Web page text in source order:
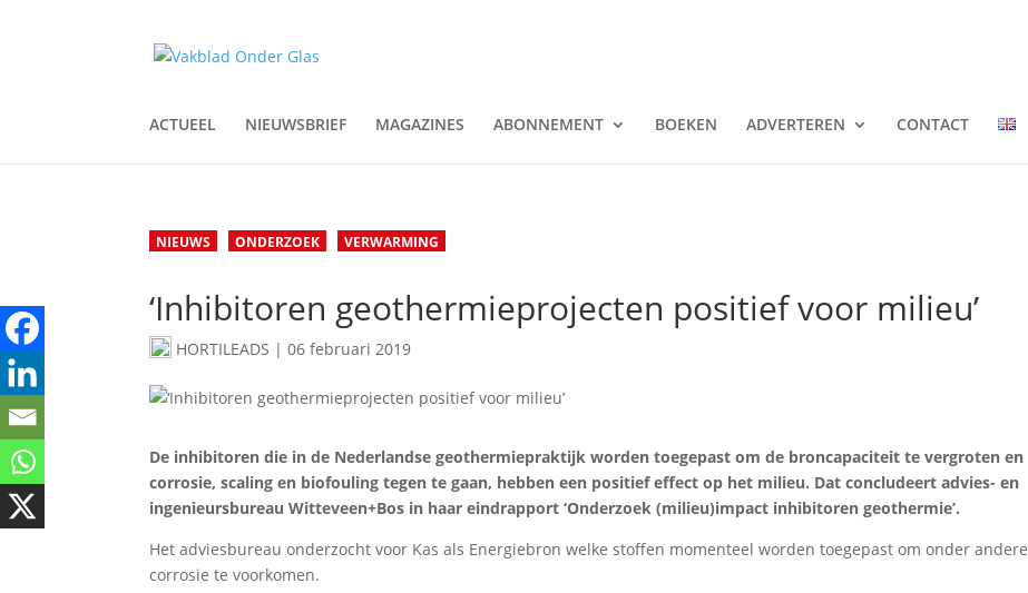
ACTUEEL NIEUWSBRIEF MAGAZINES ABONNEMENT BOEKEN ADVERTEREN CONTACT
NIEUWS ONDERZOEK VERWARMING
‘Inhibitoren geothermieprojecten positief voor milieu’
HORTILEADS |06 februari 2019
De inhibitoren die in de Nederlandse geothermiepraktijk worden toegepast om de broncapaciteit te vergroten en
corrosie, scaling en biofouling tegen te gaan, hebben een positief effect op het milieu. Dat concludeert advies- en
ingenieursbureau Witteveen+Bos in haar eindrapport ‘Onderzoek (milieu)impact inhibitoren geothermie’.
Het adviesbureau onderzocht voor Kas als Energiebron welke stoffen momenteel worden toegepast om onder andere
corrosie te voorkomen.